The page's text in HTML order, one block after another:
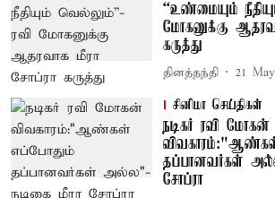
“உண்மையும்
மோகனுக்கு
கருத்து
தினத்தந்தி 21
சினிமா செய்திகள்
நடிகர் ரவி மோகன்
தப்பானவர்கள்
சோப்ரா